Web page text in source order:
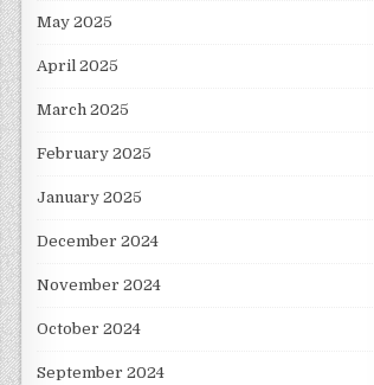
May 2025
April 2025
March 2025
February 2025
January 2025
December 2024
November 2024
October 2024
September 2024